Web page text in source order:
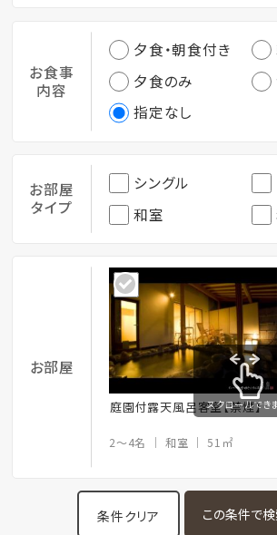
お食事
内容
夕食・朝食付き
夕食のみ
指定なし
お部屋
タイプ
シングル
和室
お部屋
庭園付露天風呂客室【禁煙】
2～4名 和室 51㎡
スクロールでき
条件クリア